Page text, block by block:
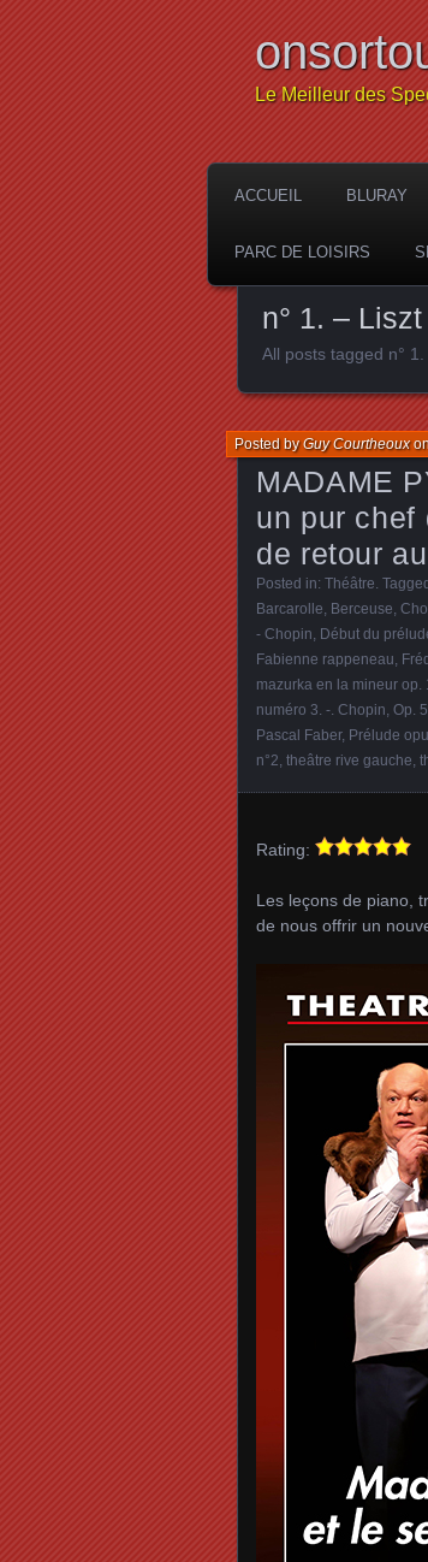
Le Meilleur des
ACCUEIL BLURAY
PARC DE LOISIRS
n° 1. – Liszt
All posts tagged n°
MADAME
un pur chef
de retour
Posted byGuy Courtheoux
Posted in: Théâtre .
Barcarolle Berceuse
- Chopin Début du
Fabienne rappeneau
mazurka en la mineur op.
numéro 3. -. Chopin Op.
Pascal Faber, Prélude
n°2 theâtre rive gauche
Rating:
Les leçons de piano,
de nous offrir un